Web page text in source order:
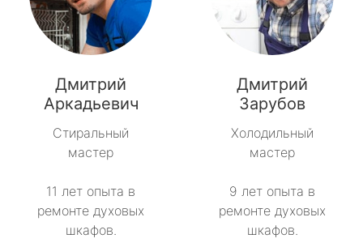
Дмитрий
Аркадьевич
Стиральный
мастер
11 лет опыта в
ремонте духовых
шкафов.
Дмитрий
Зарубов
Холодильный
мастер
9 лет опыта в
ремонте духовых
шкафов.